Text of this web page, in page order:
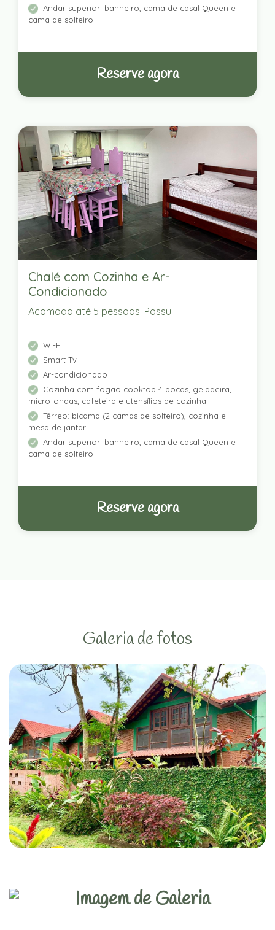
Andar superior: banheiro, cama de casal Queen e
cama de solteiro
Reserve agora
Chalé com Cozinha e Ar-
Condicionado
Acomoda até 5 pessoas. Possui:
Wi-Fi
Smart Tv
Ar-condicionado
Cozinha com fogão cooktop 4 bocas, geladeira,
micro-ondas, cafeteira e utensílios de cozinha
Térreo: bicama (2 camas de solteiro), cozinha e
mesa de jantar
Andar superior: banheiro, cama de casal Queen e
cama de solteiro
Reserve agora
Galeria de fotos